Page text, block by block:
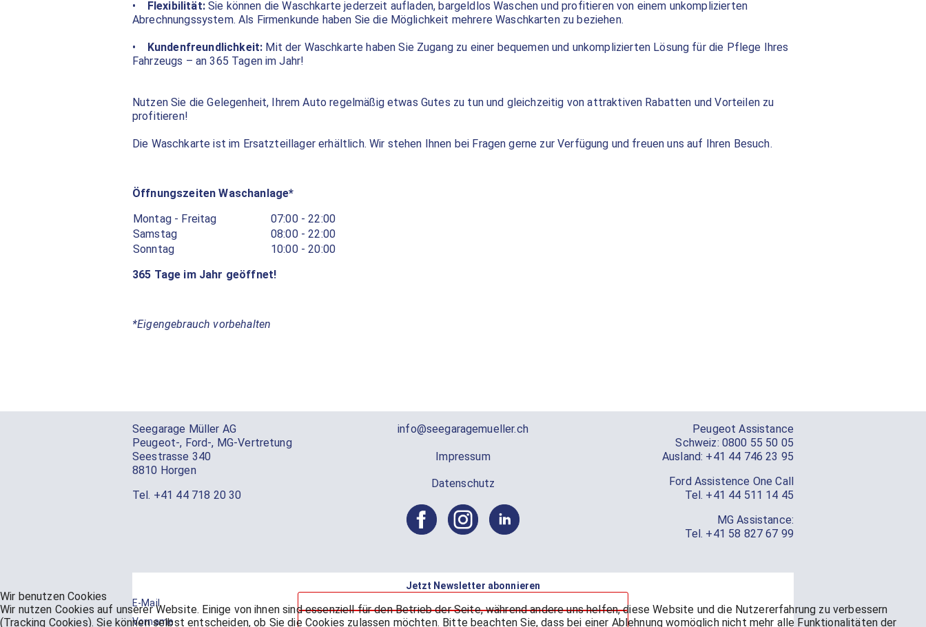
• Flexibilität:Sie können die Waschkarte jederzeit aufladen, bargeldlos Waschen und profitieren von einem unkomplizierten
Abrechnungssystem. Als Firmenkunde haben Sie die Möglichkeit mehrere Waschkarten zu beziehen.
• Kundenfreundlichkeit: Mit der Waschkarte haben Sie Zugang zu einer bequemen und unkomplizierten Lösung für die Pflege Ihres
Fahrzeugs – an 365 Tagen im Jahr!
Nutzen Sie die Gelegenheit, Ihrem Auto regelmäßig etwas Gutes zu tun und gleichzeitig von attraktiven Rabatten und Vorteilen zu
profitieren!
Die Waschkarte ist im Ersatzteillager erhältlich. Wir stehen Ihnen bei Fragen gerne zur Verfügung und freuen uns auf Ihren Besuch.
Öffnungszeiten Waschanlage*
Montag - Freitag
07:00 - 22:00
Samstag
08:00 - 22:00
Sonntag
10:00 - 20:00
365 Tage im Jahr geöffnet!
*Eigengebrauch vorbehalten
Seegarage Müller AG
Peugeot-, Ford-, MG-Vertretung
Seestrasse 340
8810 Horgen
Tel. +41 44 718 20 30
Peugeot Assistance
Schweiz: 0800 55 50 05
Ausland: +41 44 746 23 95
Ford Assistence One Call
Tel. +41 44 511 14 45
MG Assistance:
Tel. +41 58 827 67 99
info@seegaragemueller.ch
Impressum
Datenschutz
Jetzt Newsletter abonnieren
E-Mail
Vorname
Wir benutzen Cookies
Wir nutzen Cookies auf unserer Website. Einige von ihnen sind essenziell für den Betrieb der Seite, während andere uns helfen, diese Website und die Nutzererfahrung zu verbessern
(Tracking Cookies). Sie können selbst entscheiden, ob Sie die Cookies zulassen möchten. Bitte beachten Sie, dass bei einer Ablehnung womöglich nicht mehr alle Funktionalitäten der